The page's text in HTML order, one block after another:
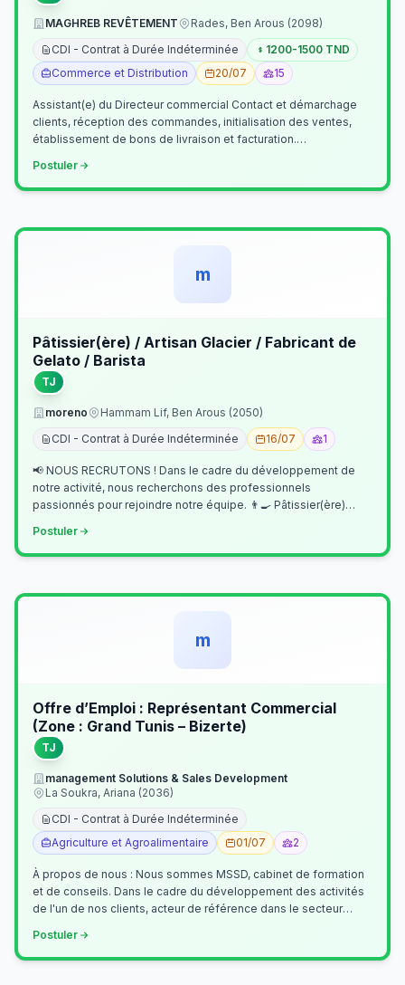
MAGHREB REVÊTEMENT
Rades, Ben Arous (2098)
CDI - Contrat à Durée Indéterminée
1200-1500 TND
Commerce et Distribution
20/07 15
Assistant(e) du Directeur commercial Contact et démarchage
clients, réception des commandes, initialisation des ventes,
établissement de bons de livraison et facturation.
Postuler
m
Pâtissier(ère) / Artisan Glacier / Fabricant de
Gelato / Barista
TJ
moreno
Hammam Lif, Ben Arous (2050)
CDI - Contrat à Durée Indéterminée
16/07 1
📢 NOUS RECRUTONS ! Dans le cadre du développement de
notre activité, nous recherchons des professionnels
passionnés pour rejoindre notre équipe. 👨‍🍳 Pâtissier(ère)
Postuler
m
Offre d’Emploi : Représentant Commercial
(Zone : Grand Tunis – Bizerte)
TJ
management Solutions & Sales Development
La Soukra, Ariana (2036)
CDI - Contrat à Durée Indéterminée
Agriculture et Agroalimentaire
01/07 2
À propos de nous : Nous sommes MSSD, cabinet de formation
et de conseils. Dans le cadre du développement des activités
de l'un de nos clients, acteur de référence dans le secteur
Postuler